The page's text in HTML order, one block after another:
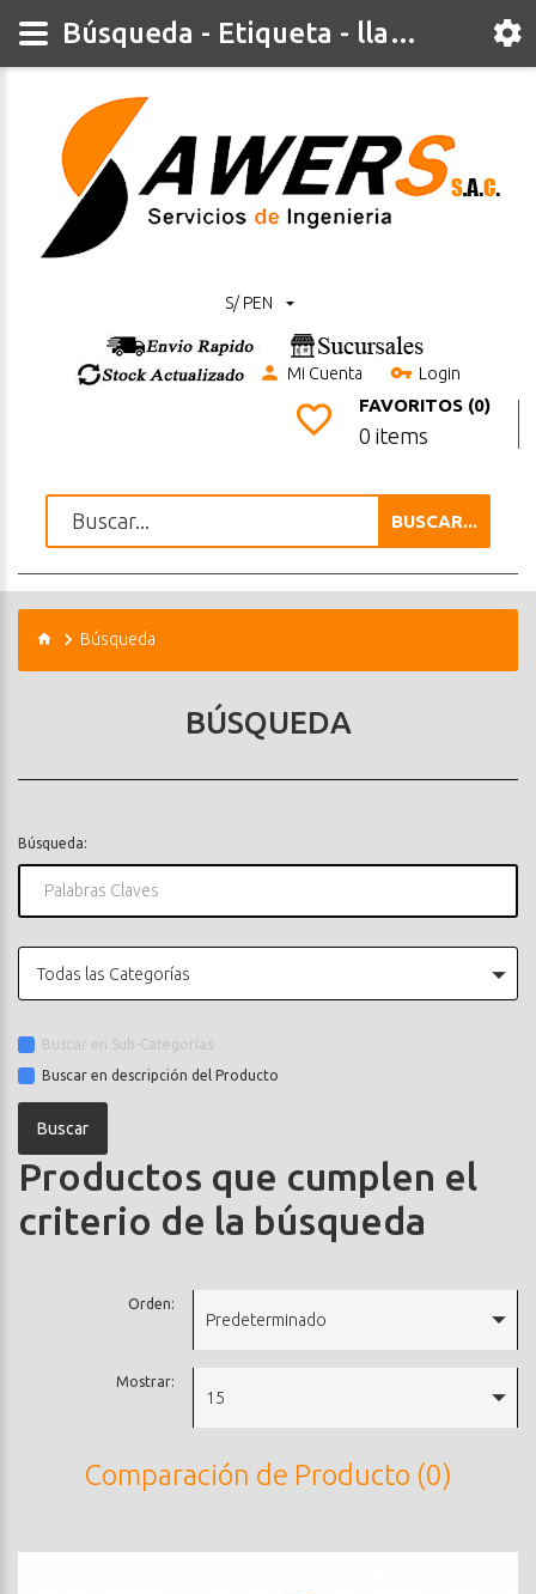
S/ PEN
Mi Cuenta Login
FAVORITOS (0)
0 items
BUSCAR...
Búsqueda
BÚSQUEDA
Búsqueda:
Todas las Categorías
Buscar en Sub-Categorías
Buscar en descripción del Producto
Productos que cumplen el
criterio de la búsqueda
Orden:
Predeterminado
Mostrar:
15
Comparación de Producto (0)
Búsqueda - Etiqueta - llaves